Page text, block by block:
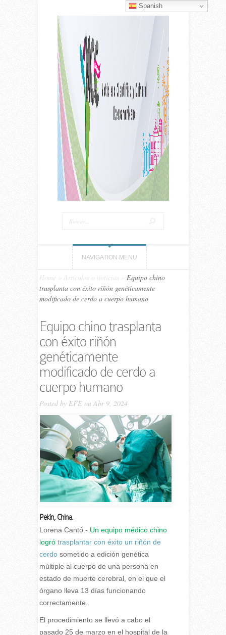
NAVIGATION MENU
Home Artículos o noticias
Equipo chino
trasplanta con éxito riñón genéticamente
modificado de cerdo a cuerpo humano
Equipo chino trasplanta
con éxito riñón
genéticamente
modificado de cerdo a
cuerpo humano
Posted by EFEon Abr 9, 2024
Pekín, China.
L orena Cantó.- Un equipo médico chino
logró trasplantar con éxito un riñón de
cerdosometido a edición genética
múltiple al cuerpo de una persona en
estado de muerte cerebral, en el que el
órgano lleva 13 días funcionando
correctamente.
El procedimiento se llevó a cabo el
pasado 25 de marzo en el hospital de la
Spanish